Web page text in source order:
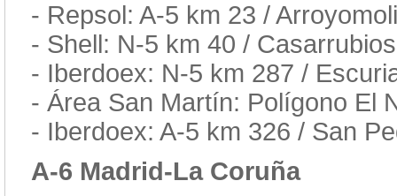
- Repsol: A-5 km 23 /
- Shell: N-5 km 40 /
- Iberdoex: N-5 km 287 /
- Área San Martín: Polígono El
- Iberdoex: A-5 km 326 / San
A-6 Madrid-La Coruña